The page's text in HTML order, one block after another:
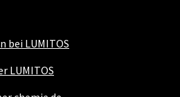
bei LUMITOS
LUMITOS